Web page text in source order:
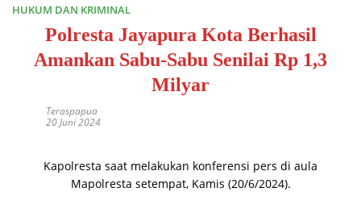
HUKUM DAN KRIMINAL
Polresta Jayapura Kota Berhasil
Amankan Sabu-Sabu Senilai Rp 1,3
Milyar
Teraspapua
20 Juni 2024
Kapolresta saat melakukan konferensi pers di aula
Mapolresta setempat, Kamis (20/6/2024).